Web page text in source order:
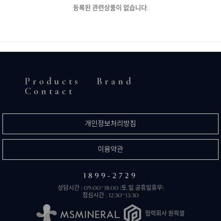
등록된 관련상품이 없습니다.
Products
Brand
Contact
개인정보처리방침
이용약관
1899-2729
상담시간 : 09:00~18:00 (토,일,공휴일휴무)
점심시간 : 12:30~13:30
협력회사 원픽셀